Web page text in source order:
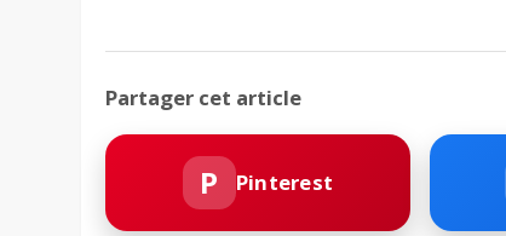
Partager cet article
P Pinterest